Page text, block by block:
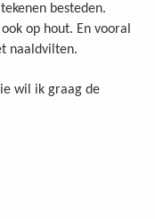
besteden.
op hout. En vooral
naaldvilten.
wil ik graag de